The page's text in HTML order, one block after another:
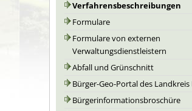
Verfahrensbeschreibungen
Formulare
Formulare von externen
Verwaltungsdienstleistern
Abfall und Grünschnitt
Bürger-Geo-Portal des Landkreis
Bürgerinformationsbroschüre